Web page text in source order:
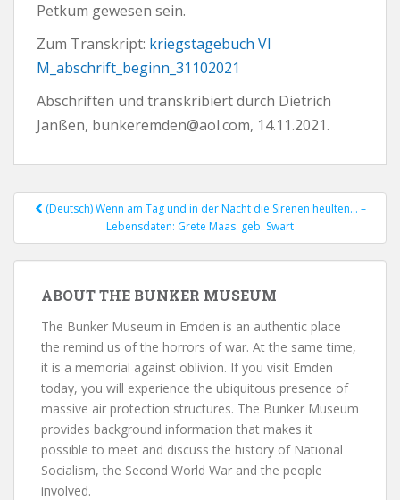
Petkum gewesen sein.
Zum Transkript: kriegstagebuch VI
M_abschrift_beginn_31102021
Abschriften und transkribiert durch Dietrich
Janßen, bunkeremden@aol.com, 14.11.2021.
Post navigation
(Deutsch) Wenn am Tag und in der Nacht die Sirenen heulten… –
Lebensdaten: Grete Maas. geb. Swart
ABOUT THE BUNKER MUSEUM
The Bunker Museum in Emden is an authentic place
the remind us of the horrors of war. At the same time,
it is a memorial against oblivion. If you visit Emden
today, you will experience the ubiquitous presence of
massive air protection structures. The Bunker Museum
provides background information that makes it
possible to meet and discuss the history of National
Socialism, the Second World War and the people
involved.